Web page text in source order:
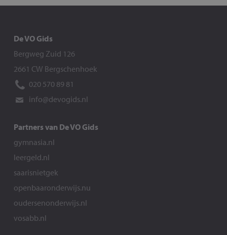
De VO Gids
Bergweg Zuid 126
2661 CW Bergschenhoek
020 570 89 81
info@devogids.nl
Partners van De VO Gids
gymnasia.nl
leergeld.nl
saarisnietgek
openbaaronderwijs.nu
oudersenonderwijs.nl
vosabb.nl